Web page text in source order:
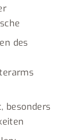
des
besonders